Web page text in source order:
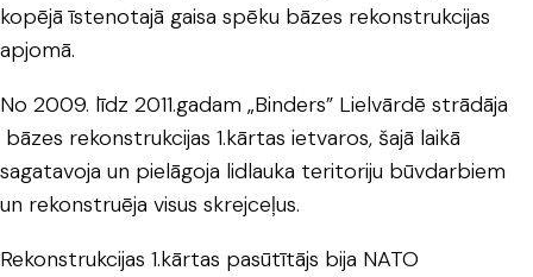
kopējā īstenotajā gaisa spēku bāzes rekonstrukcijas
apjomā.
No 2009. līdz 2011.gadam „Binders” Lielvārdē strādāja
bāzes rekonstrukcijas 1.kārtas ietvaros, šajā laikā
sagatavoja un pielāgoja lidlauka teritoriju būvdarbiem
un rekonstruēja visus skrejceļus.
Rekonstrukcijas 1.kārtas pasūtītājs bija NATO